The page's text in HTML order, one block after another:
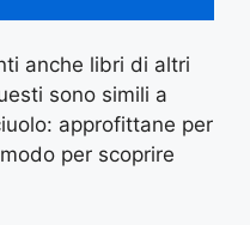
anche libri di altri
sono simili a
approfittane per
per scoprire